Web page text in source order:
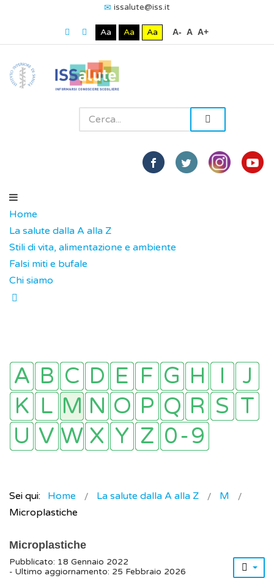
issalute@iss.it
Aa Aa Aa A- A A+
Home
La salute dalla A alla Z
Stili di vita, alimentazione e ambiente
Falsi miti e bufale
Chi siamo
Sei qui: Home La salute dalla A alla Z
M
Microplastiche
Microplastiche
Pubblicato: 18 Gennaio 2022
- Ultimo aggiornamento: 25 Febbraio 2026